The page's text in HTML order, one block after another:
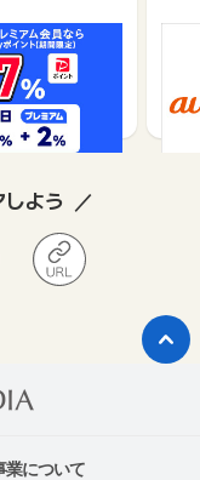
ッピング
よう
業について